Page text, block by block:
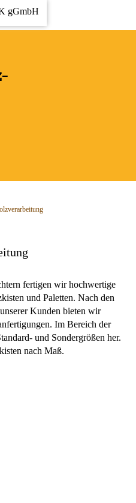
fertigen wir hochwertige
und Paletten. Nach den
Kunden bieten wir
Im Bereich der
und Sondergrößen her.
nach Maß.